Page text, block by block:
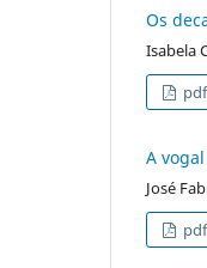
Os
Isabela
pdf
A
José
pdf